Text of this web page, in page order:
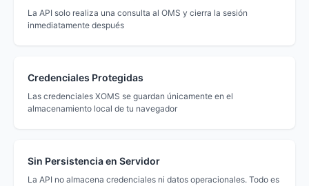
La API solo realiza una consulta al OMS y cierra la sesión
inmediatamente después
Credenciales Protegidas
Las credenciales XOMS se guardan únicamente en el
almacenamiento local de tu navegador
Sin Persistencia en Servidor
La API no almacena credenciales ni datos operacionales. Todo es